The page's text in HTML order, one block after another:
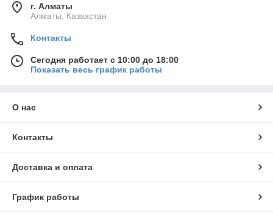
г. Алматы
Алматы, Казахстан
Контакты
Сегодня работает с 10:00 до 18:00
Показать весь график работы
О нас
Контакты
Доставка и оплата
График работы